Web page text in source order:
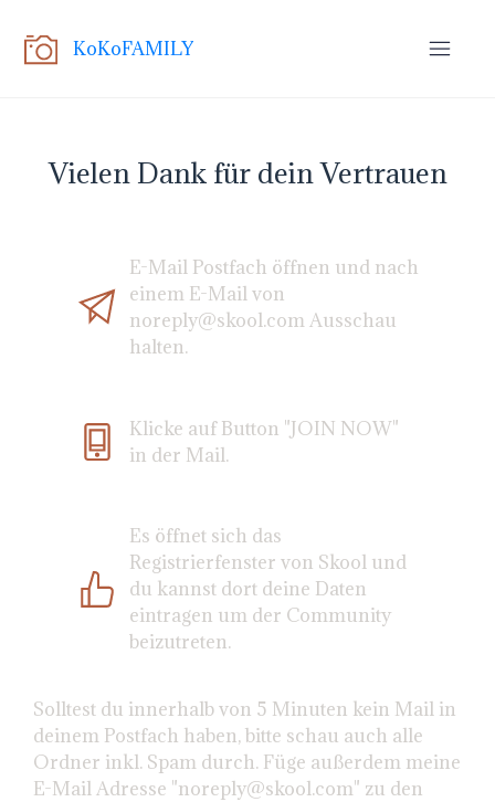
KoKoFAMILY
Vielen Dank für dein Vertrauen
E-Mail Postfach öffnen und nach
einem E-Mail von
noreply@skool.comAusschau
halten.
Klicke auf Button "JOIN NOW"
in der Mail.
Es öffnet sich das
Registrierfenster von Skool und
du kannst dort deine Daten
eintragen um der Community
beizutreten.
Solltest du innerhalb von 5 Minuten kein Mail in
deinem Postfach haben, bitte schau auch alle
Ordner inkl. Spam durch. Füge außerdem meine
E-Mail Adresse "noreply@skool.com" zu den